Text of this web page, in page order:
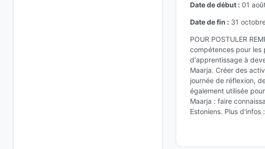
Date de début : 01
Date de fin : 31
POUR POSTULER
compétences pour les
d'apprentissage à
Maarja. Créer des
journée de réflexion,
également utilisée
Maarja : faire
Estoniens. Plus